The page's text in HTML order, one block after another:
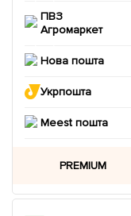
ПВЗ
Агромаркет
Нова пошта
Укрпошта
Meest пошта
PREMIUM